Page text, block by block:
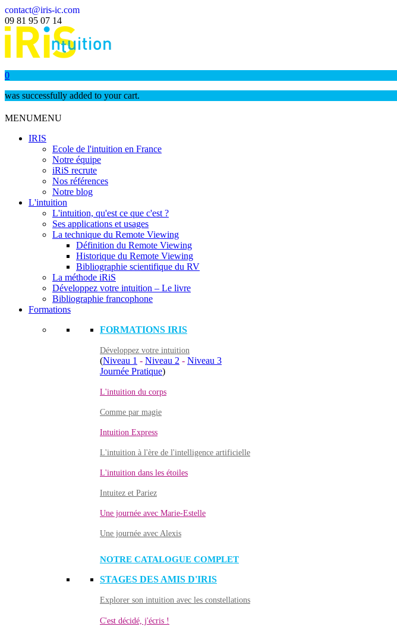
contact@iris-ic.com
09 81 95 07 14
0
was successfully added to your cart.
MENUMENU
IRIS
Ecole de l'intuition en France
Notre équipe
iRiS recrute
Nos références
Notre blog
L'intuition
L'intuition, qu'est ce que c'est ?
Ses applications et usages
La technique du Remote Viewing
Définition du Remote Viewing
Historique du Remote Viewing
Bibliographie scientifique du RV
La méthode iRiS
Développez votre intuition – Le livre
Bibliographie francophone
Formations
FORMATIONS IRIS
Développez votre intuition
(Niveau 1 - Niveau 2 - Niveau 3
Journée Pratique)
L'intuition du corps
Comme par magie
Intuition Express
L'intuition à l'ère de l'intelligence artificielle
L'intuition dans les étoiles
Intuitez et Pariez
Une journée avec Marie-Estelle
Une journée avec Alexis
NOTRE CATALOGUE COMPLET
STAGES DES AMIS D'IRIS
Explorer son intuition avec les constellations
C'est décidé, j'écris !